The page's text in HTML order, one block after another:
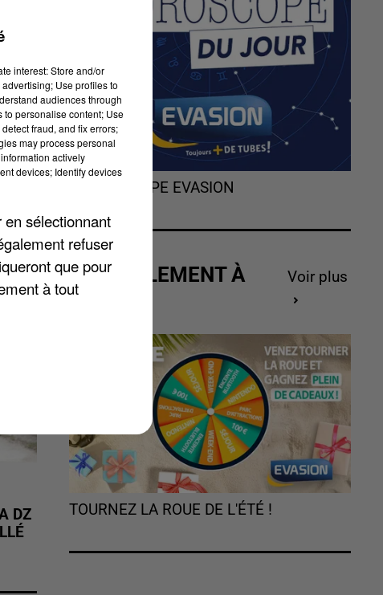
a
est
DZ
L'HOROSCOPE EVASION
ACTUELLEMENT À
GAGNER
Voir plus
TOURNEZ LA ROUE DE L'ÉTÉ !
interest: Store and/or
Use profiles to
audiences through
to personalise content; Use
fraud, and fix errors;
may process personal
actively
devices; Identify devices
sélectionnant
refuser
que pour
à tout